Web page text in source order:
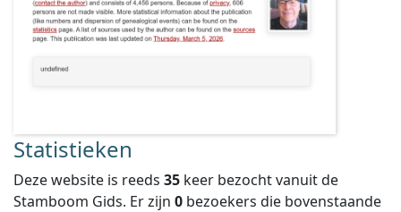
Statistieken
Deze website is reeds 35 keer bezocht vanuit de
Stamboom Gids. Er zijn 0 bezoekers die bovenstaande